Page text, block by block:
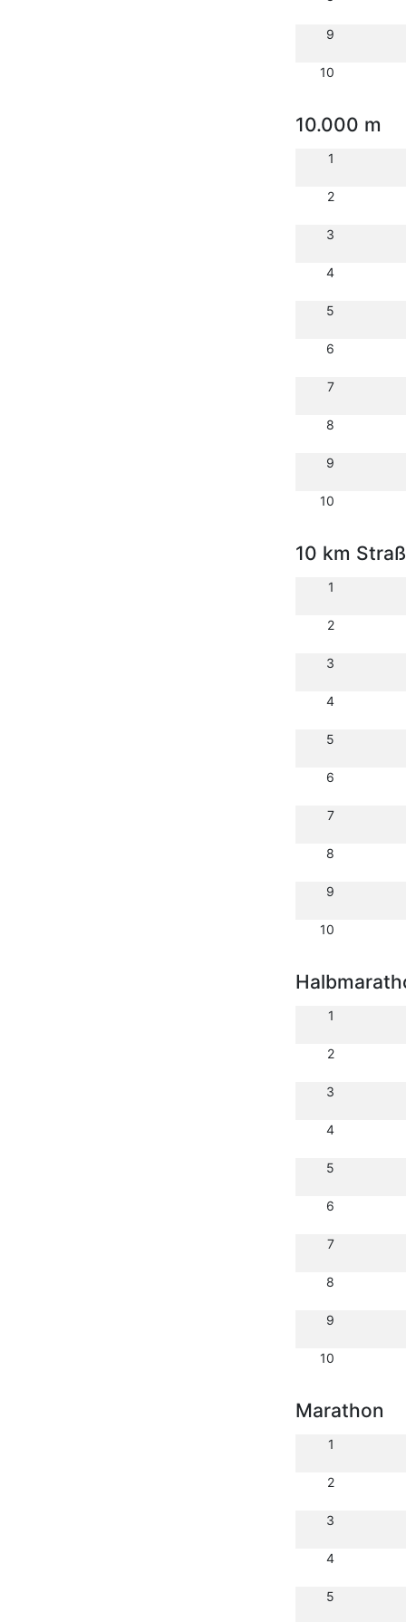
9
10
10.000 m
1
2
3
4
5
6
7
8
9
10
10 km
1
2
3
4
5
6
7
8
9
10
1
2
3
4
5
6
7
8
9
10
Marathon
1
2
3
4
5